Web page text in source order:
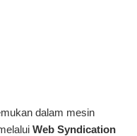
dalam mesin
Web Syndication